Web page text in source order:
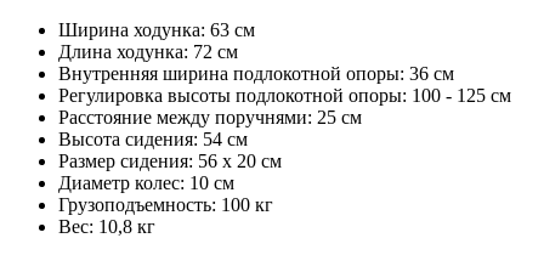
Ширина ходунка: 63 см
Длина ходунка: 72 см
Внутренняя ширина подлокотной опоры: 36 см
Регулировка высоты подлокотной опоры: 100 - 125 см
Расстояние между поручнями: 25 см
Высота сидения: 54 см
Размер сидения: 56 х 20 см
Диаметр колес: 10 см
Грузоподъемность: 100 кг
Вес: 10,8 кг